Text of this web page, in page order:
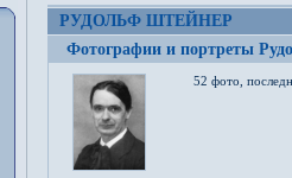
РУДОЛЬФ ШТЕЙНЕР
Фотографии и портреты
52 фото,